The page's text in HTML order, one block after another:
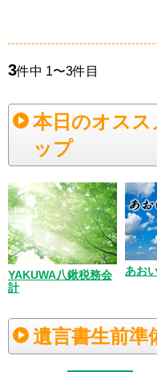
3件中 1〜3件目
本日のオス
ップ
YAKUWA八鍬税務会
計
あお
遺言書生前準